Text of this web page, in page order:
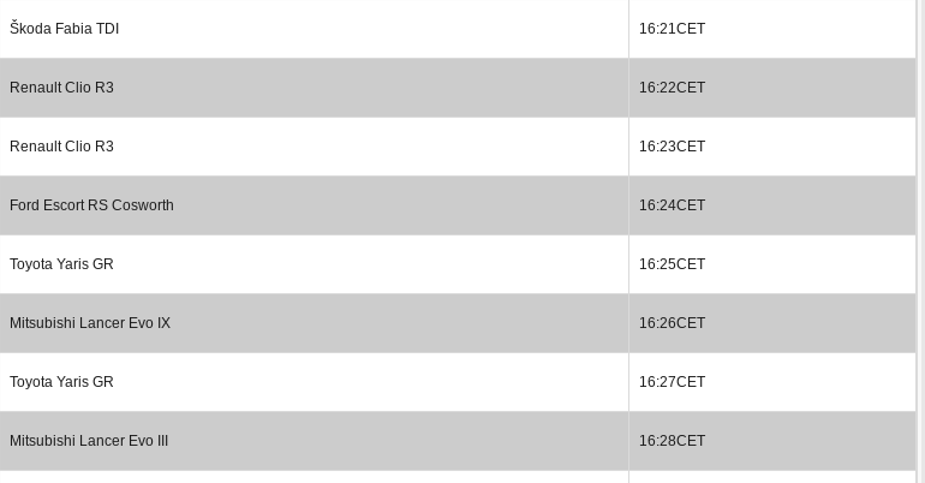
Škoda Fabia TDI 16:21CET
Renault Clio R3 16:22CET
Renault Clio R3 16:23CET
Ford Escort RS Cosworth 16:24CET
Toyota Yaris GR 16:25CET
Mitsubishi Lancer Evo IX 16:26CET
Toyota Yaris GR 16:27CET
Mitsubishi Lancer Evo III 16:28CET